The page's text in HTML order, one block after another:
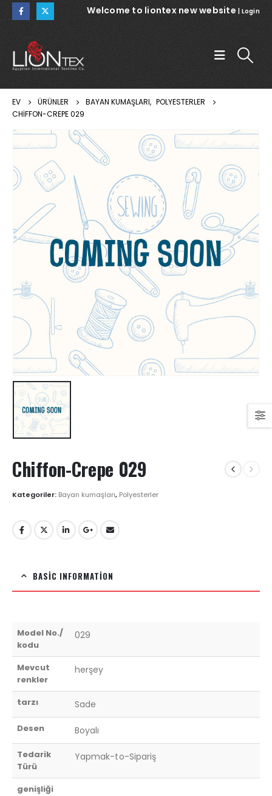
Welcome to liontex new website Login
EV ÜRÜNLER BAYAN KUMAŞLARI, POLYESTERLER
CHIFFON-CREPE 029
Chiffon-Crepe 029
Kategoriler: Bayan kumaşları, Polyesterler
BASIC INFORMATION
Model No./
kodu
029
Mevcut
renkler
herşey
tarzı Sade
Desen Boyalı
Tedarik
Türü
Yapmak-to-Sipariş
genişliği